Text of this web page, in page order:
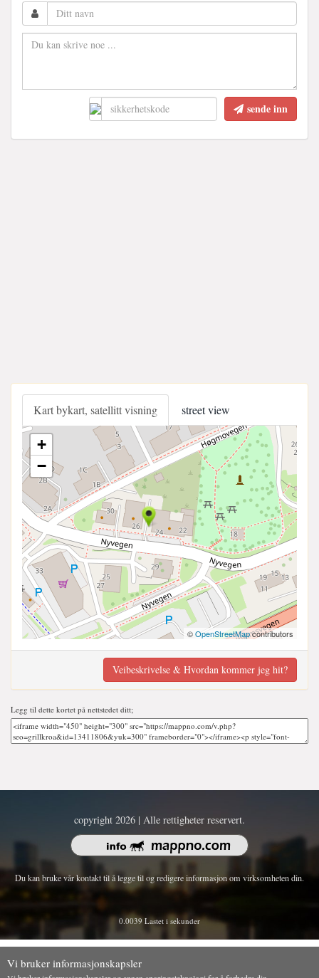
sende inn
Kart bykart, satellitt visning street view
+
−
©OpenStreetMapcontributors
Veibeskrivelse & Hvordan kommer jeg hit?
Legg til dette kortet på nettstedet ditt;
copyright 2026 | Alle rettigheter reservert.
Du kan bruke vår kontakt til å legge til og redigere informasjon om virksomheten din.
0.0039 Lastet i sekunder
Vi bruker informasjonskapsler